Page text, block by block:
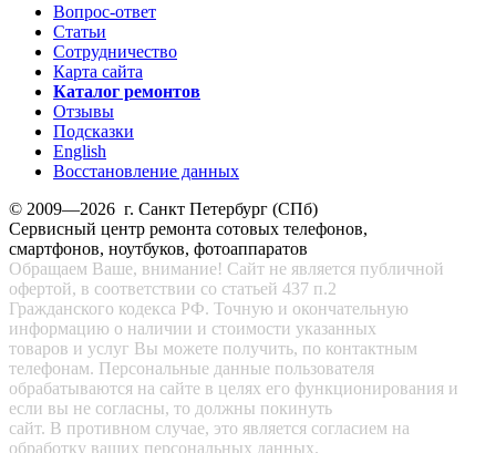
Вопрос-ответ
Статьи
Сотрудничество
Карта сайта
Каталог ремонтов
Отзывы
Подсказки
English
Восстановление данных
© 2009—2026 г. Санкт Петербург (СПб)
Сервисный центр ремонта сотовых телефонов,
смартфонов, ноутбуков, фотоаппаратов
Обращаем Ваше, внимание! Сайт не является публичной
офертой, в соответствии со статьей 437 п.2
Гражданского кодекса РФ. Точную и окончательную
информацию о наличии и стоимости указанных
товаров и услуг Вы можете получить, по контактным
телефонам. Персональные данные пользователя
обрабатываются на сайте в целях его функционирования и
если вы не согласны, то должны покинуть
сайт. В противном случае, это является согласием на
обработку ваших персональных данных.